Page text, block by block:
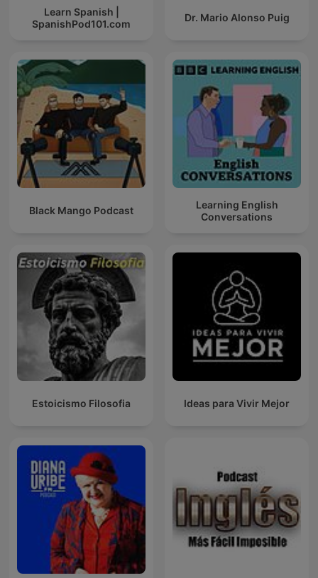
Learn Spanish |
SpanishPod101.com
Dr. Mario Alonso Puig
Black Mango Podcast
Learning English
Conversations
Estoicismo Filosofia Ideas para Vivir Mejor